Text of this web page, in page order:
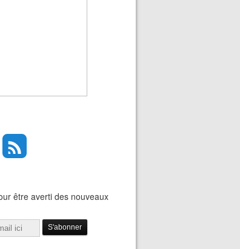
être averti des nouveaux